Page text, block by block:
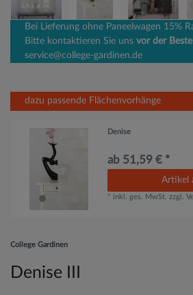
Bei Lieferung ohne Paneelwagen 15%
Bitte kontaktieren Sie uns vor der
service@college-gardinen.de
dazu passende Flächenvorhänge
Denise
ab 51,59 € *
Artikel
* inkl. ges. MwSt. zzgl.
College Gardinen
Denise III